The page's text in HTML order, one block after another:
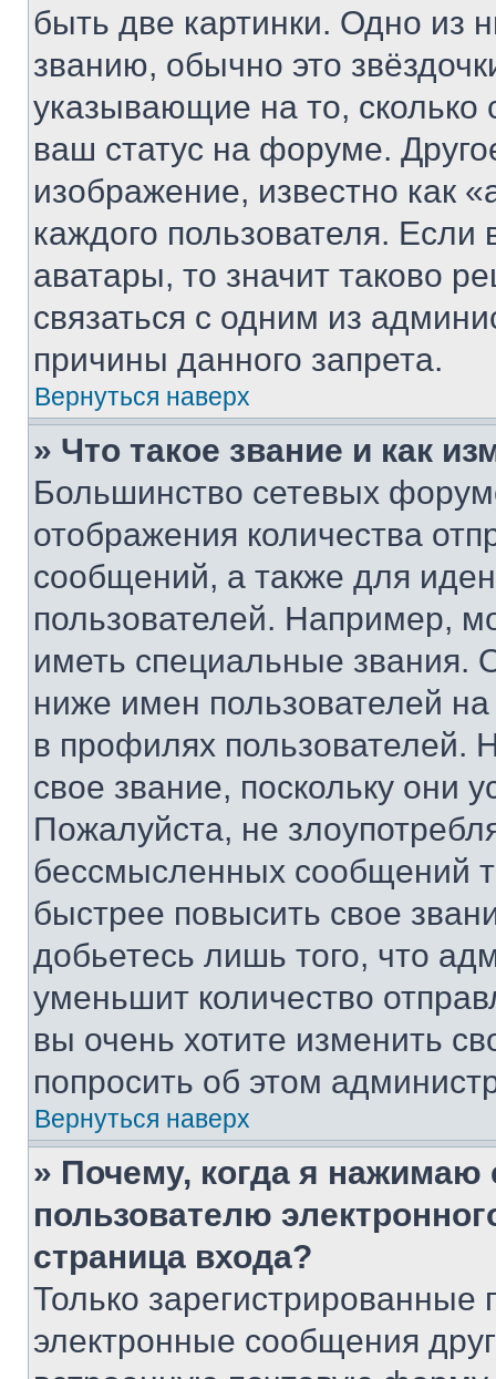
быть две картинки. Одно из
званию, обычно это
указывающие на то,
ваш статус на форуме.
изображение, известно как
каждого пользователя.
аватары, то значит таково
связаться с одним из
причины данного запрета.
Вернуться наверх
» Что такое звание и как
Большинство сетевых
отображения количества
сообщений, а также для
пользователей. Например,
иметь специальные звания.
ниже имен пользователей
в профилях
свое звание, поскольку они
Пожалуйста, не
бессмысленных сообщений
быстрее повысить свое
добьетесь лишь того, что
уменьшит количество
вы очень хотите изменить
попросить об этом
Вернуться наверх
» Почему, когда я нажимаю
пользователю
страница входа?
Только зарегистрированные
электронные сообщения